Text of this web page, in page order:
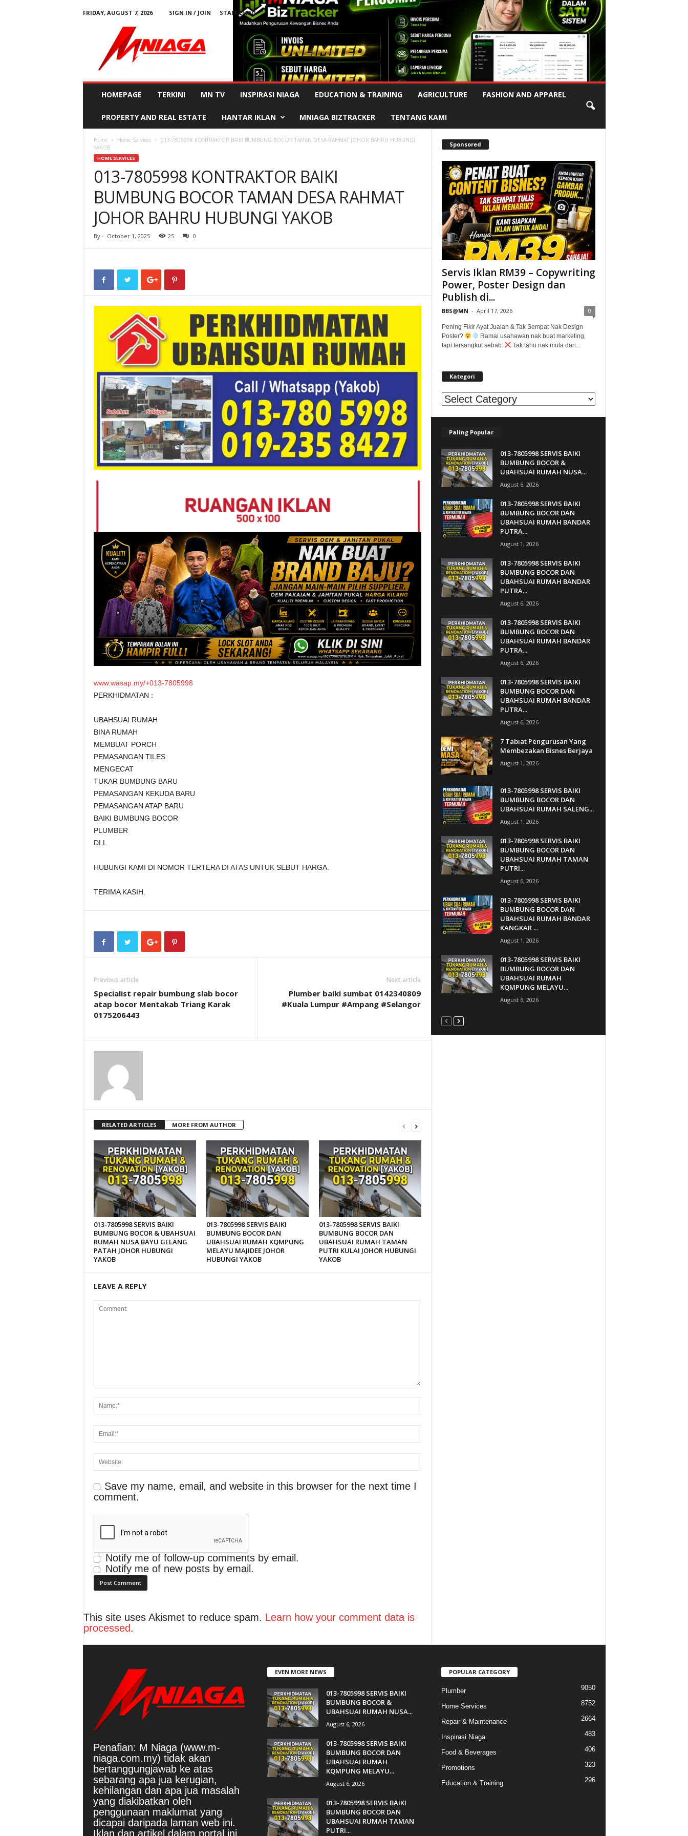
FRIDAY, AUGUST 7, 2026 SIGN IN / JOIN STAFF EMAIL
Advertisement
HOMEPAGE TERKINI MN TV INSPIRASI NIAGA EDUCATION & TRAINING AGRICULTURE FASHION AND APPAREL
PROPERTY AND REAL ESTATE HANTAR IKLAN MNIAGA BIZTRACKER TENTANG KAMI
Home Home Services
013-7805998 KONTRAKTOR BAIKI BUMBUNG BOCOR TAMAN DESA RAHMAT JOHOR BAHRU HUBUNGI
YAKOB
HOME SERVICES
013-7805998 KONTRAKTOR BAIKI
BUMBUNG BOCOR TAMAN DESA RAHMAT
JOHOR BAHRU HUBUNGI YAKOB
By - October 1, 2025 25 0
www.wasap.my/+013-7805998
PERKHIDMATAN :
UBAHSUAI RUMAH
BINA RUMAH
MEMBUAT PORCH
PEMASANGAN TILES
MENGECAT
TUKAR BUMBUNG BARU
PEMASANGAN KEKUDA BARU
PEMASANGAN ATAP BARU
BAIKI BUMBUNG BOCOR
PLUMBER
DLL
HUBUNGI KAMI DI NOMOR TERTERA DI ATAS UNTUK SEBUT HARGA.
TERIMA KASIH.
Previous article
Specialist repair bumbung slab bocor
atap bocor Mentakab Triang Karak
0175206443
Next article
Plumber baiki sumbat 0142340809
#Kuala Lumpur #Ampang #Selangor
RELATED ARTICLES MORE FROM AUTHOR
013-7805998 SERVIS BAIKI
BUMBUNG BOCOR & UBAHSUAI
RUMAH NUSA BAYU GELANG
PATAH JOHOR HUBUNGI
YAKOB
013-7805998 SERVIS BAIKI
BUMBUNG BOCOR DAN
UBAHSUAI RUMAH KQMPUNG
MELAYU MAJIDEE JOHOR
HUBUNGI YAKOB
013-7805998 SERVIS BAIKI
BUMBUNG BOCOR DAN
UBAHSUAI RUMAH TAMAN
PUTRI KULAI JOHOR HUBUNGI
YAKOB
LEAVE A REPLY
Save my name, email, and website in this browser for the next time I
comment.
Notify me of follow-up comments by email.
Notify me of new posts by email.
This site uses Akismet to reduce spam. Learn how your comment data is
processed.
Sponsored
Servis Iklan RM39 – Copywriting
Power, Poster Design dan
Publish di...
BBS@MN - April 17, 2026 0
Pening Fikir Ayat Jualan & Tak Sempat Nak Design
Poster?
Ramai usahawan nak buat marketing,
tapi tersangkut sebab:
Tak tahu nak mula dari...
Kategori
Kategori
Paling Popular
013-7805998 SERVIS BAIKI
BUMBUNG BOCOR &
UBAHSUAI RUMAH NUSA...
August 6, 2026
013-7805998 SERVIS BAIKI
BUMBUNG BOCOR DAN
UBAHSUAI RUMAH BANDAR
PUTRA...
August 1, 2026
013-7805998 SERVIS BAIKI
BUMBUNG BOCOR DAN
UBAHSUAI RUMAH BANDAR
PUTRA...
August 6, 2026
013-7805998 SERVIS BAIKI
BUMBUNG BOCOR DAN
UBAHSUAI RUMAH BANDAR
PUTRA...
August 6, 2026
013-7805998 SERVIS BAIKI
BUMBUNG BOCOR DAN
UBAHSUAI RUMAH BANDAR
PUTRA...
August 6, 2026
7 Tabiat Pengurusan Yang
Membezakan Bisnes Berjaya
August 1, 2026
013-7805998 SERVIS BAIKI
BUMBUNG BOCOR DAN
UBAHSUAI RUMAH SALENG...
August 1, 2026
013-7805998 SERVIS BAIKI
BUMBUNG BOCOR DAN
UBAHSUAI RUMAH TAMAN
PUTRI...
August 6, 2026
013-7805998 SERVIS BAIKI
BUMBUNG BOCOR DAN
UBAHSUAI RUMAH BANDAR
KANGKAR ...
August 1, 2026
013-7805998 SERVIS BAIKI
BUMBUNG BOCOR DAN
UBAHSUAI RUMAH
KQMPUNG MELAYU...
August 6, 2026
Penafian: M Niaga (www.m-
niaga.com.my) tidak akan
bertanggungjawab ke atas
sebarang apa jua kerugian,
kehilangan dan apa jua masalah
yang diakibatkan oleh
penggunaan maklumat yang
dicapai daripada laman web ini.
Iklan dan artikel dalam portal ini
EVEN MORE NEWS
013-7805998 SERVIS BAIKI
BUMBUNG BOCOR &
UBAHSUAI RUMAH NUSA...
August 6, 2026
013-7805998 SERVIS BAIKI
BUMBUNG BOCOR DAN
UBAHSUAI RUMAH
KQMPUNG MELAYU...
August 6, 2026
013-7805998 SERVIS BAIKI
BUMBUNG BOCOR DAN
UBAHSUAI RUMAH TAMAN
PUTRI...
POPULAR CATEGORY
Plumber 9050
Home Services 8752
Repair & Maintenance 2664
Inspirasi Niaga 483
Food & Beverages 406
Promotions 323
Education & Training 296